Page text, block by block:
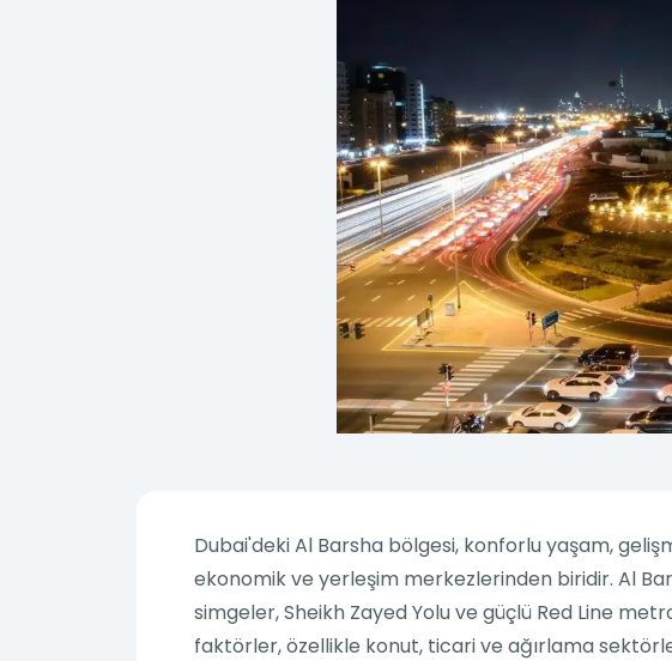
Dubai'deki Al Barsha bölgesi, konforlu yaşam,
ekonomik ve yerleşim merkezlerinden biridir. Al
simgeler, Sheikh Zayed Yolu ve güçlü Red Line
faktörler, özellikle konut, ticari ve ağırlama